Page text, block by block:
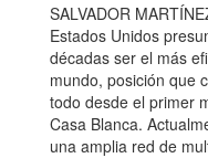
SALVADOR
Estados Unidos
décadas ser el más
mundo, posición que
todo desde el primer
Casa Blanca.
una amplia red de